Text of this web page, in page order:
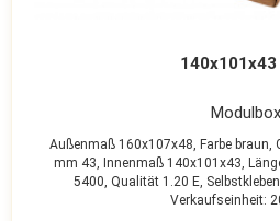
Modulbox
Außenmaß 160x107x48, Farbe braun,
mm 43, Innenmaß 140x101x43,
5400, Qualität 1.20 E,
Verkaufseinheit: